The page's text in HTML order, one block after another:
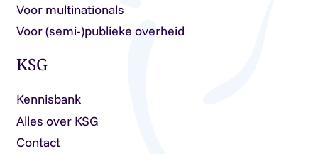
Voor multinationals
Voor (semi-)publieke overheid
KSG
Kennisbank
Alles over KSG
Contact